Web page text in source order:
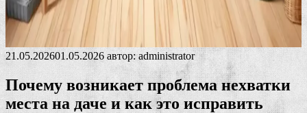
21.05.202601.05.2026 автор:administrator
Почему возникает проблема нехватки
места на даче и как это исправить